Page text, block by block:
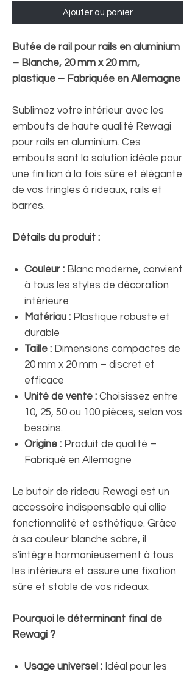
Ajouter au panier
Butée de rail pour rails en aluminium
– Blanche, 20 mm x 20 mm,
plastique – Fabriquée en Allemagne
Sublimez votre intérieur avec les
embouts de haute qualité Rewagi
pour rails en aluminium. Ces
embouts sont la solution idéale pour
une finition à la fois sûre et élégante
de vos tringles à rideaux, rails et
barres.
Détails du produit :
Couleur : Blanc moderne, convient
à tous les styles de décoration
intérieure
Matériau : Plastique robuste et
durable
Taille : Dimensions compactes de
20 mm x 20 mm – discret et
efficace
Unité de vente : Choisissez entre
10, 25, 50 ou 100 pièces, selon vos
besoins.
Origine : Produit de qualité –
Fabriqué en Allemagne
Le butoir de rideau Rewagi est un
accessoire indispensable qui allie
fonctionnalité et esthétique. Grâce
à sa couleur blanche sobre, il
s'intègre harmonieusement à tous
les intérieurs et assure une fixation
sûre et stable de vos rideaux.
Pourquoi le déterminant final de
Rewagi ?
Usage universel : Idéal pour les